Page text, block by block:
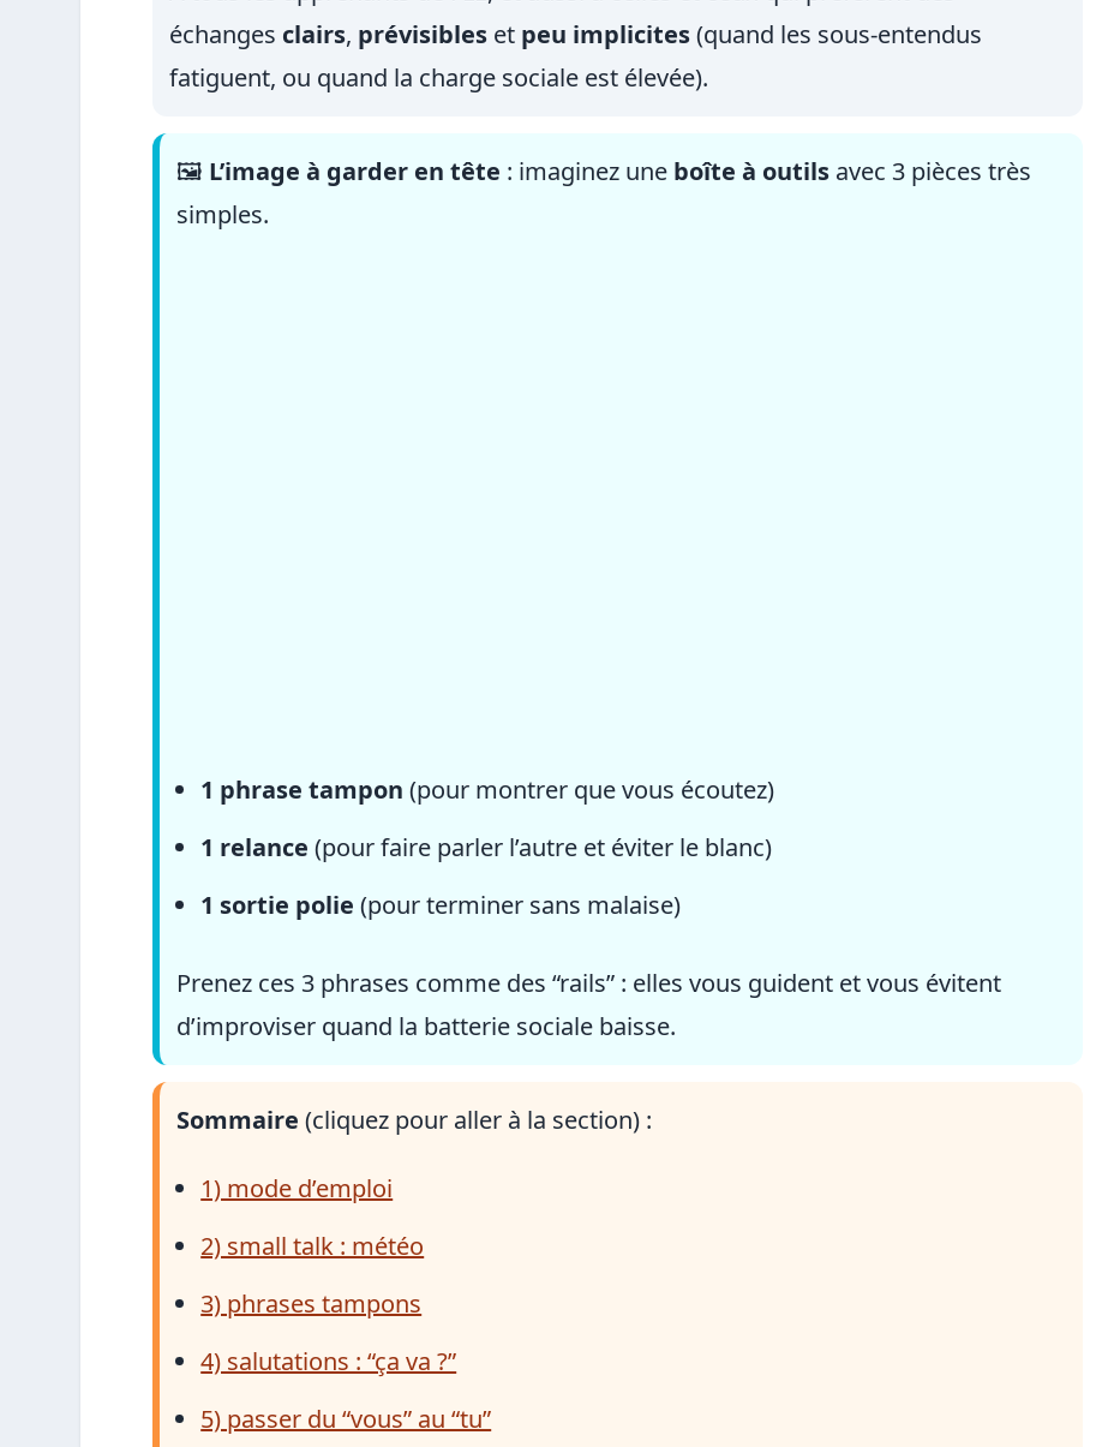
échanges clairs, prévisibles et peu implicites(quand les sous-entendus
fatiguent, ou quand la charge sociale est élevée).
🖼️ L’image à garder en tête : imaginez une boîte à outils avec 3 pièces très
simples.
1 phrase tampon (pour montrer que vous écoutez)
1 relance (pour faire parler l’autre et éviter le blanc)
1 sortie polie (pour terminer sans malaise)
Prenez ces 3 phrases comme des “rails” : elles vous guident et vous évitent
d’improviser quand la batterie sociale baisse.
Sommaire (cliquez pour aller à la section) :
1) mode d’emploi
2) small talk : météo
3) phrases tampons
4) salutations : “ça va ?”
5) passer du “vous” au “tu”